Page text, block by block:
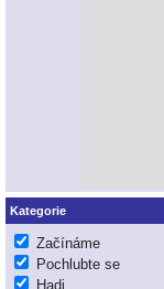
Kategorie
Začínáme
Pochlubte se
Hadi